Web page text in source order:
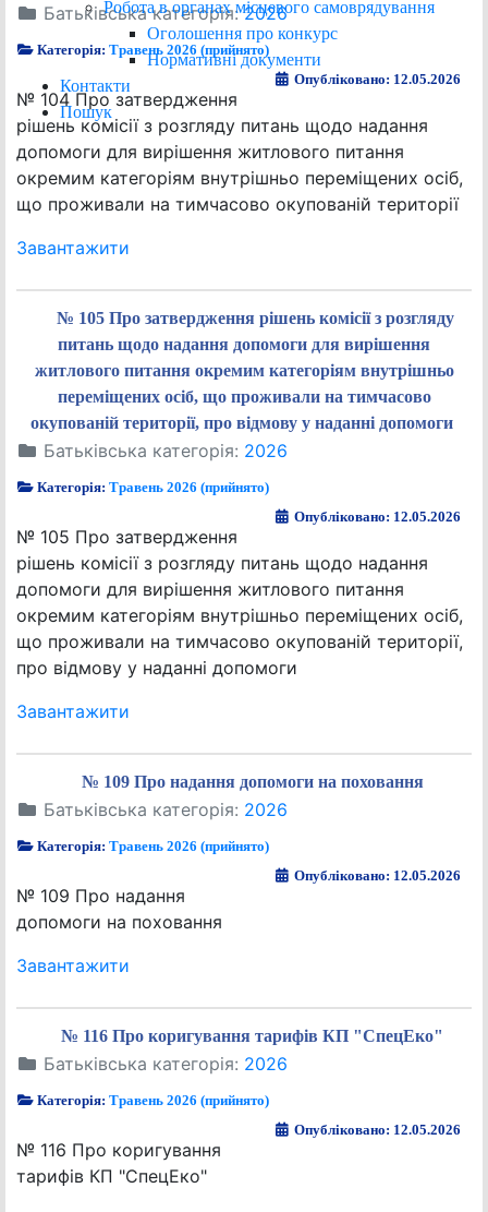
Робота в органах місцевого самоврядування
Оголошення про конкурс
Нормативні документи
Контакти
Пошук
Батьківська категорія:2026
Категорія:Травень 2026 (прийнято)
Опубліковано: 12.05.2026
№ 104 Про затвердження
рішень комісії з розгляду питань щодо надання
допомоги для вирішення житлового питання
окремим категоріям внутрішньо переміщених осіб,
що проживали на тимчасово окупованій території
Завантажити
№ 105 Про затвердження рішень комісії з розгляду
питань щодо надання допомоги для вирішення
житлового питання окремим категоріям внутрішньо
переміщених осіб, що проживали на тимчасово
окупованій території, про відмову у наданні допомоги
Батьківська категорія: 2026
Категорія:Травень 2026 (прийнято)
Опубліковано: 12.05.2026
№ 105 Про затвердження
рішень комісії з розгляду питань щодо надання
допомоги для вирішення житлового питання
окремим категоріям внутрішньо переміщених осіб,
що проживали на тимчасово окупованій території,
про відмову у наданні допомоги
Завантажити
№ 109 Про надання допомоги на поховання
Батьківська категорія: 2026
Категорія:Травень 2026 (прийнято)
Опубліковано: 12.05.2026
№ 109 Про надання
допомоги на поховання
Завантажити
№ 116 Про коригування тарифів КП "СпецЕко"
Батьківська категорія: 2026
Категорія:Травень 2026 (прийнято)
Опубліковано: 12.05.2026
№ 116 Про коригування
тарифів КП "СпецЕко"